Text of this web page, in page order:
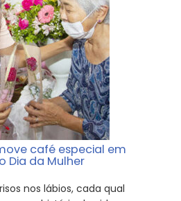
café especial em
Dia da Mulher
nos lábios, cada qual